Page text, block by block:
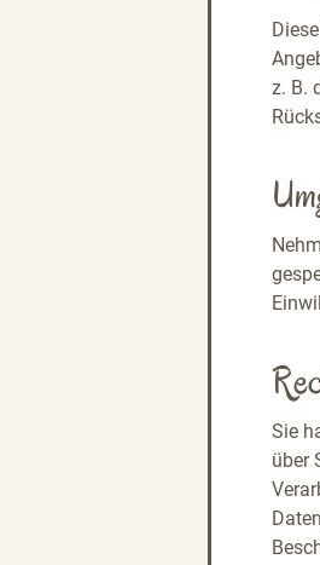
z. B.
Sie
über